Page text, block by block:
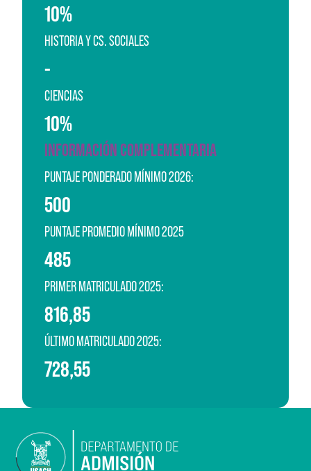
10%
HISTORIA Y CS. SOCIALES
-
CIENCIAS
10%
INFORMACIÓN COMPLEMENTARIA
PUNTAJE PONDERADO MÍNIMO 2026:
500
PUNTAJE PROMEDIO MÍNIMO 2025
485
PRIMER MATRICULADO 2025:
816,85
ÚLTIMO MATRICULADO 2025:
728,55